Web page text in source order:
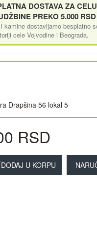
DOSTAVA ZA
PREKO 5.000 RSD
kamine dostavljamo besplatno
cele Vojvodine i Beograda.
Drapšina 56 lokal 5
RSD
DODAJ U KORPU